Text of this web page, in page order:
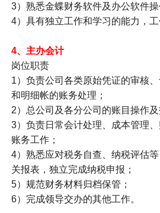
3）熟悉金蝶财务软件及办公软件操
4）具有独立工作和学习的能力，工
4、 主办会计
岗位职责
1）负责公司各类原始凭证的审核
和明细帐的账务处理；
2）总公司及各分公司的账目操作及
3）负责日常会计处理、成本管理
账务工作；
4）熟悉应对税务自查、纳税评估
关报表，独立完成纳税申报；
5）规范财务材料归档保管；
6）完成领导交办的其他工作。